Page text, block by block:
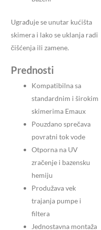
Ugrađuje se unutar kućišta
skimera i lako se uklanja radi
čišćenja ili zamene.
Prednosti
Kompatibilna sa
standardnim i širokim
skimerima Emaux
Pouzdano sprečava
povratni tok vode
Otporna na UV
zračenje i bazensku
hemiju
Produžava vek
trajanja pumpe i
filtera
Jednostavna montaža